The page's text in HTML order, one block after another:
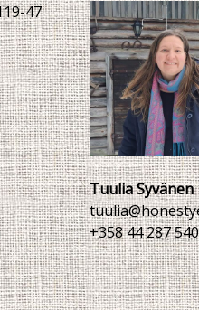
47
Tuulia Syvänen
+358 44 287